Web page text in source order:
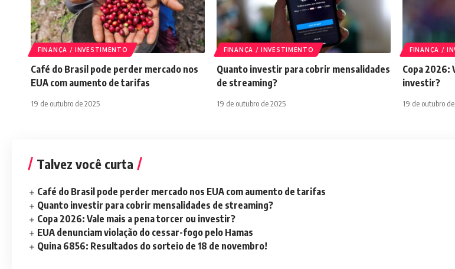
FINANÇA / INVESTIMENTO
Café do Brasil pode perder mercado nos
EUA com aumento de tarifas
19 de outubro de 2025
FINANÇA / INVESTIMENTO
Quanto investir para cobrir mensalidades
de streaming?
19 de outubro de 2025
FINANÇA /
Copa 2026:
investir?
19 de outubro
Talvez você curta
Café do Brasil pode perder mercado nos EUA com aumento de tarifas
Quanto investir para cobrir mensalidades de streaming?
Copa 2026: Vale mais a pena torcer ou investir?
EUA denunciam violação do cessar-fogo pelo Hamas
Quina 6856: Resultados do sorteio de 18 de novembro!